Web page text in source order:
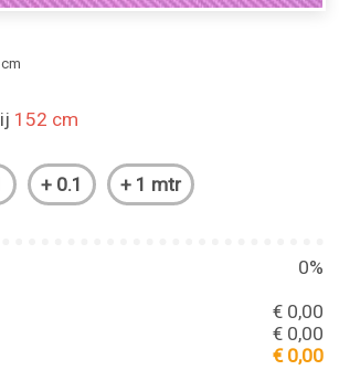
152 cm
0%
€ 0,00
€ 0,00
€ 0,00